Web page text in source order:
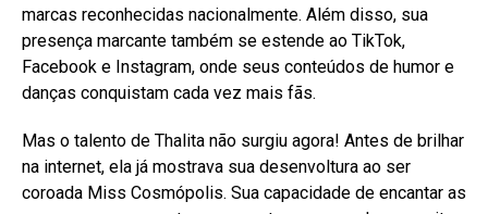
marcas reconhecidas nacionalmente. Além disso, sua
presença marcante também se estende ao TikTok,
Facebook e Instagram, onde seus conteúdos de humor e
danças conquistam cada vez mais fãs.
Mas o talento de Thalita não surgiu agora! Antes de brilhar
na internet, ela já mostrava sua desenvoltura ao ser
coroada Miss Cosmópolis. Sua capacidade de encantar as